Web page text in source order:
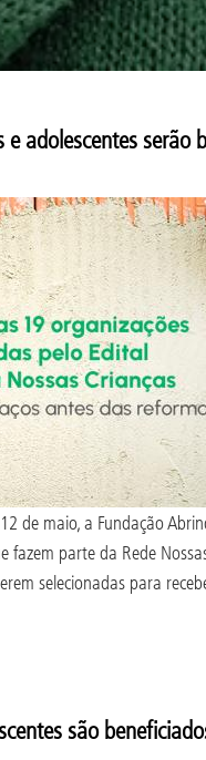
adolescentes serão
de maio, a Fundação
fazem parte da Rede
selecionadas para
são